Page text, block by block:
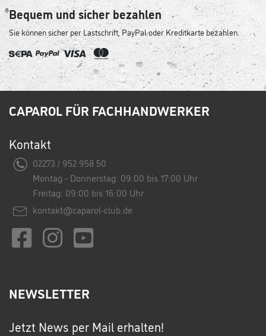
Bequem und sicher bezahlen
Sie können sicher per Lastschrift, PayPal oder Kreditkarte bezahlen.
CAPAROL FÜR FACHHANDWERKER
Kontakt
02273 / 952 958 50
Montag - Donnerstag: 09:00 bis 17:00 Uhr
Freitag: 09:00 bis 16:00 Uhr
kontakt@caparol-club.de
NEWSLETTER
Jetzt News per Mail erhalten!